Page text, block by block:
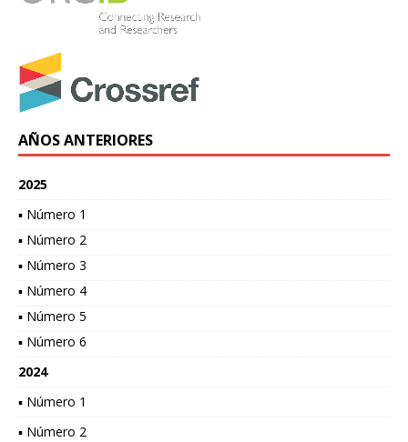
AÑOS ANTERIORES
2025
▪ Número 1
▪ Número 2
▪ Número 3
▪ Número 4
▪ Número 5
▪ Número 6
2024
▪ Número 1
▪ Número 2